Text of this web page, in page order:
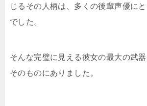
じるその人柄は、多くの後輩声優に
でした。
そんな完璧に見える彼女の最大の武器
そのものにありました。